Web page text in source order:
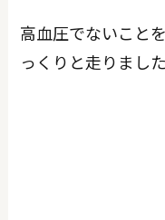
高血圧でないこと
っくりと走りました